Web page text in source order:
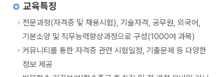
교육특징
전문과정(자격증 및 채용시험), 기술자격, 공무원, 외국어,
기본소양 및 직무능력향상과정으로 구성(1000여 과목)
커뮤니티를 통한 자격증 관련 시험일정, 기출문제 등 다양한
정보 제공